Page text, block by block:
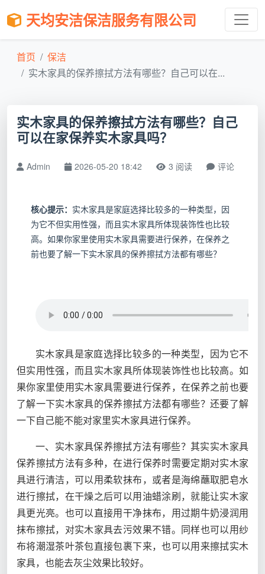
天均安洁保洁服务有限公司
首页
保洁
实木家具的保养擦拭方法有哪些？自己可以在...
实木家具的保养擦拭方法有哪些？自己
可以在家保养实木家具吗？
Admin 2026-05-20 18:42 3 阅读 评论
核心提示： 实木家具是家庭选择比较多的一种类型，因
为它不但实用性强，而且实木家具所体现装饰性也比较
高。如果你家里使用实木家具需要进行保养，在保养之
前也要了解一下实木家具的保养擦拭方法都有哪些？
实木家具是家庭选择比较多的一种类型，因为它不
但实用性强，而且实木家具所体现装饰性也比较高。如
果你家里使用实木家具需要进行保养，在保养之前也要
了解一下实木家具的保养擦拭方法都有哪些？还要了解
一下自己能不能对家里实木家具进行保养。
一、实木家具保养擦拭方法有哪些？其实实木家具
保养擦拭方法有多种，在进行保养时需要定期对实木家
具进行清洁，可以用柔软抹布，或者是海绵蘸取肥皂水
进行擦拭，在干燥之后可以用油蜡涂刷，就能让实木家
具更光亮。也可以直接用干净抹布，用过期牛奶浸润用
抹布擦拭，对实木家具去污效果不错。同样也可以用纱
布将潮湿茶叶茶包直接包裹下来，也可以用来擦拭实木
家具，也能去灰尘效果比较好。